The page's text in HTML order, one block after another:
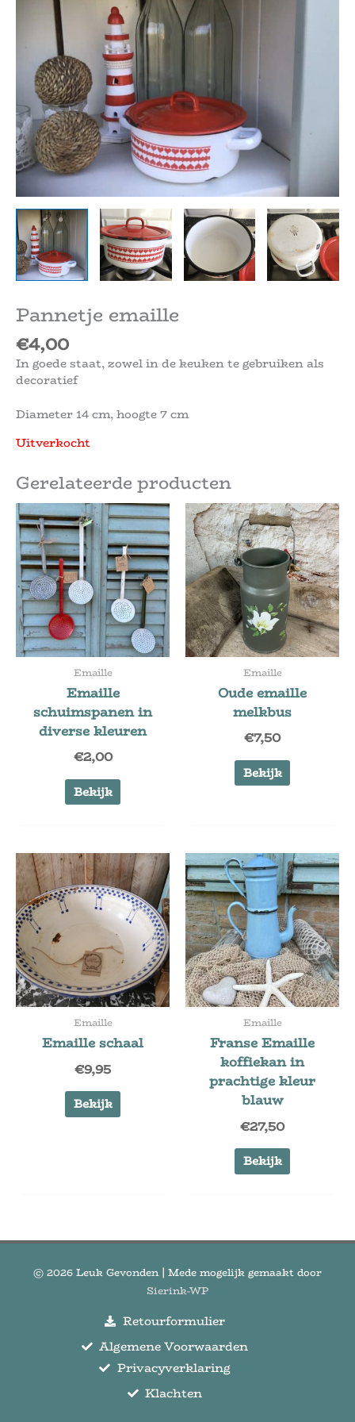
Pannetje emaille
€4,00
In goede staat, zowel in de keuken te gebruiken als
decoratief
Diameter 14 cm, hoogte 7 cm
Uitverkocht
Gerelateerde producten
Emaille
Emaille
schuimspanen in
diverse kleuren
€2,00
Bekijk
Emaille
Oude emaille
melkbus
€7,50
Bekijk
Emaille
Emaille schaal
€9,95
Bekijk
Emaille
Franse Emaille
koffiekan in
prachtige kleur
blauw
€27,50
Bekijk
© 2026 Leuk Gevonden | Mede mogelijk gemaakt door
Sierink-WP
Retourformulier
Algemene Voorwaarden
Privacyverklaring
Klachten